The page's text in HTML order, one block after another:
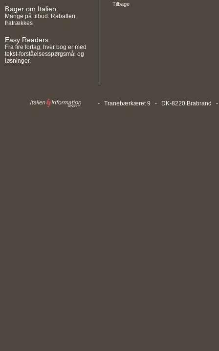
Bøger om Italien
Mange på tilbud. Rabatten
fratrækkes
Easy Readers
Fra fire forlag, hver bog er med
tekst-forståelsesspørgsmål og
løsninger.
Tilbage
- Tranebærkæret 9 - DK-8220 Brabrand -